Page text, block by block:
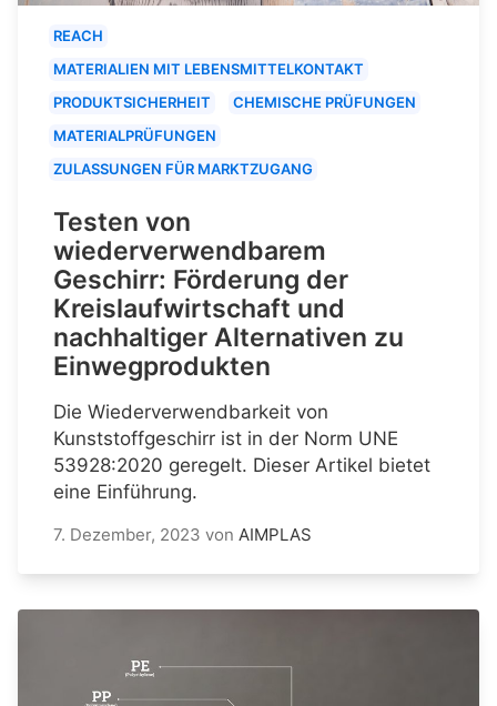
REACH
MATERIALIEN MIT LEBENSMITTELKONTAKT
PRODUKTSICHERHEIT
CHEMISCHE PRÜFUNGEN
MATERIALPRÜFUNGEN
ZULASSUNGEN FÜR MARKTZUGANG
Testen von
wiederverwendbarem
Geschirr: Förderung der
Kreislaufwirtschaft und
nachhaltiger Alternativen zu
Einwegprodukten
Die Wiederverwendbarkeit von
Kunststoffgeschirr ist in der Norm UNE
53928:2020 geregelt. Dieser Artikel bietet
eine Einführung.
7. Dezember, 2023 von AIMPLAS